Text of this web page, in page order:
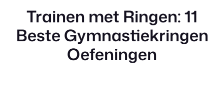
Trainen met Ringen: 11
Beste Gymnastiekringen
Oefeningen